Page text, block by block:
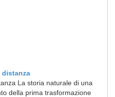
distanza
La storia naturale di una
della prima trasformazione